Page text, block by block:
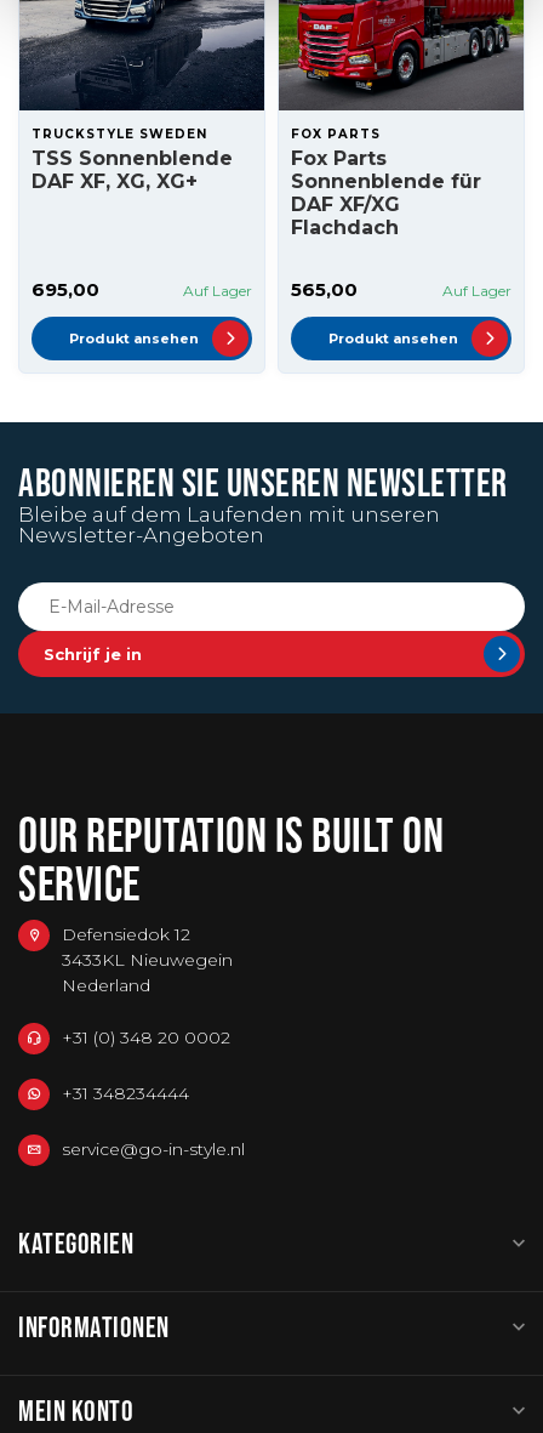
TRUCKSTYLE SWEDEN
TSS Sonnenblende
DAF XF, XG, XG+
695,00 Auf Lager
Produkt ansehen
FOX PARTS
Fox Parts
Sonnenblende für
DAF XF/XG
Flachdach
565,00 Auf Lager
Produkt ansehen
ABONNIEREN SIE UNSEREN NEWSLETTER
Bleibe auf dem Laufenden mit unseren
Newsletter-Angeboten
Schrijf je in
OUR REPUTATION IS BUILT ON
SERVICE
Defensiedok 12
3433KL Nieuwegein
Nederland
+31 (0) 348 20 0002
+31 348234444
service@go-in-style.nl
KATEGORIEN
INFORMATIONEN
MEIN KONTO